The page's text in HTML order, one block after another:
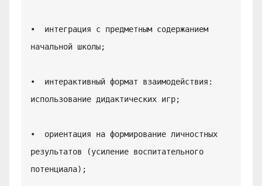
•  интеграция с предметным содержанием
начальной школы;
•  интерактивный формат взаимодействия:
использование дидактических игр;
•  ориентация на формирование личностных
результатов (усиление воспитательного
потенциала);